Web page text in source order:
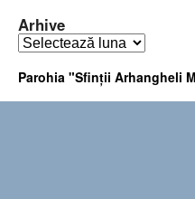
Arhive
Arhive
Parohia "Sfinţii Arhangheli